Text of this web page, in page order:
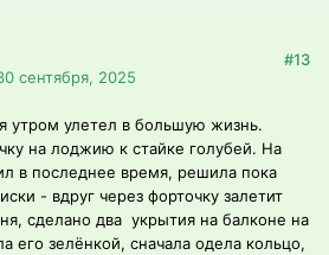
сентября, 2025
#13
утром улетел в большую жизнь.
на лоджию к стайке голубей. На
в последнее время, решила пока
- вдруг через форточку залетит
сделано два укрытия на балконе на
его зелёнкой, сначала одела кольцо,